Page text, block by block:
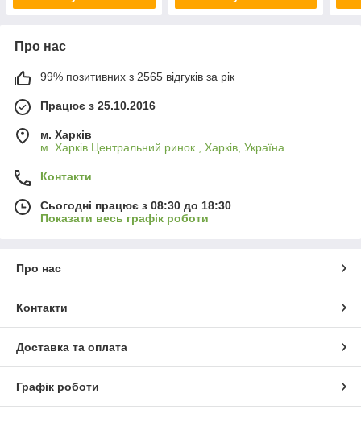
Про нас
99% позитивних з 2565 відгуків за рік
Працює з 25.10.2016
м. Харків
м. Харків Центральний ринок , Харків, Україна
Контакти
Сьогодні працює з 08:30 до 18:30
Показати весь графік роботи
Про нас
Контакти
Доставка та оплата
Графік роботи